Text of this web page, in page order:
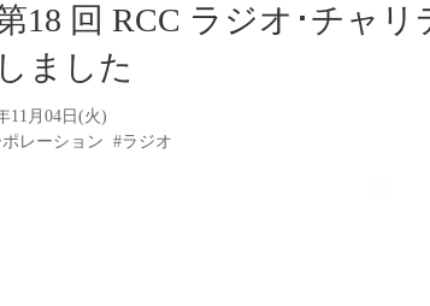
第18 回 RCC ラジオ･チャ
ました
11月04日(火)
レーション #ラジオ